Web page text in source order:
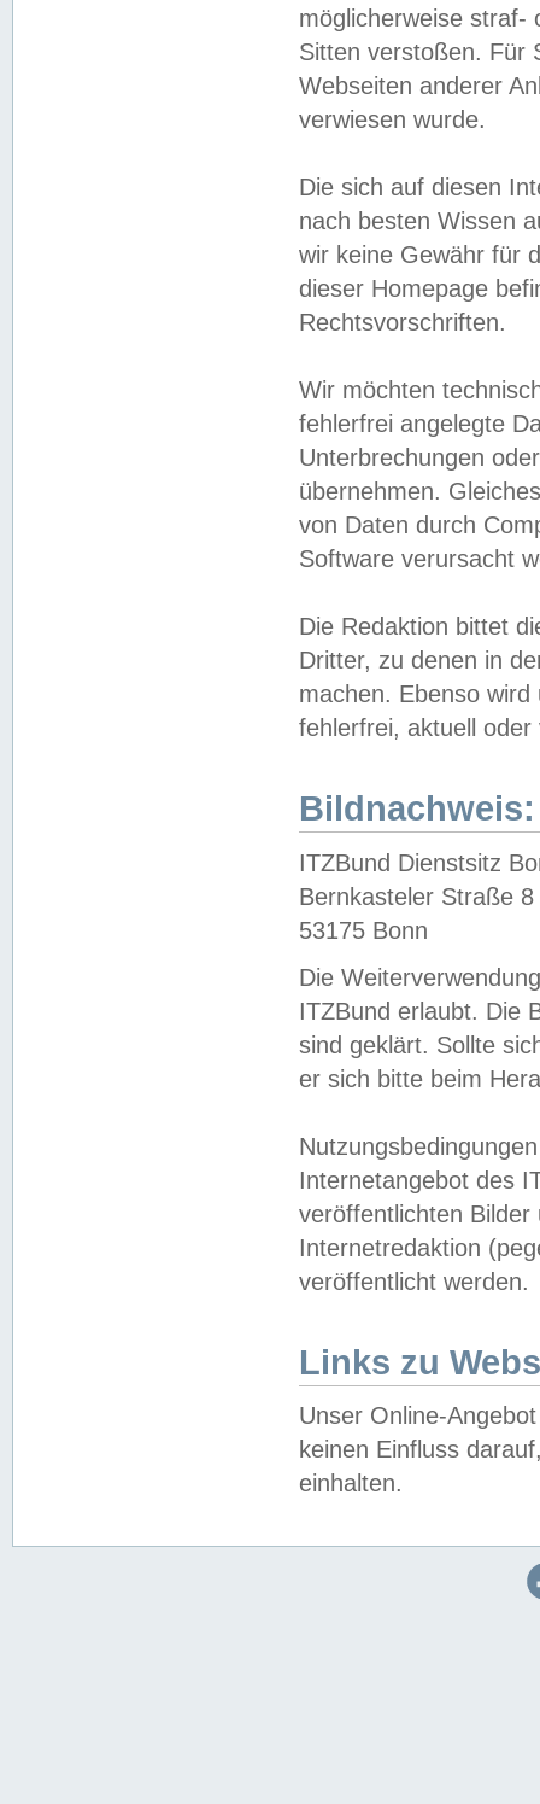
möglicherweise straf-
Sitten verstoßen. Für
Webseiten anderer
verwiesen wurde.
Die sich auf diesen
nach besten Wissen
wir keine Gewähr für
dieser Homepage
Rechtsvorschriften.
Wir möchten
fehlerfrei angelegte
Unterbrechungen
übernehmen.
von Daten durch
Software verursacht
Die Redaktion bittet
Dritter, zu denen in
machen. Ebenso
fehlerfrei, aktuell oder
Bildnachweis:
ITZBund Dienstsitz
Bernkasteler Straße 8
53175 Bonn
Die
ITZBund erlaubt. Die
sind geklärt. Sollte
er sich bitte beim
Internetangebot des
veröffentlichten
Internetredaktion
veröffentlicht werden.
Links zu
Unser Online-
keinen Einfluss
einhalten.